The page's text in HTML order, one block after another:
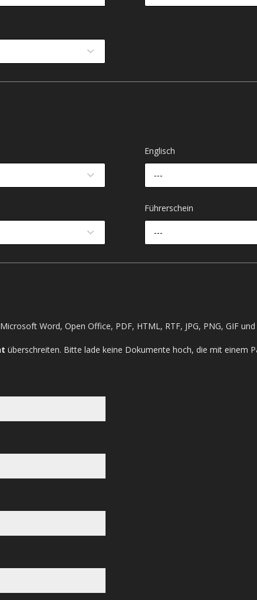
Englisch
---
Führerschein
---
Word, Open Office, PDF, HTML, RTF, JPG, PNG, GIF
überschreiten. Bitte lade keine Dokumente hoch, die mit einem